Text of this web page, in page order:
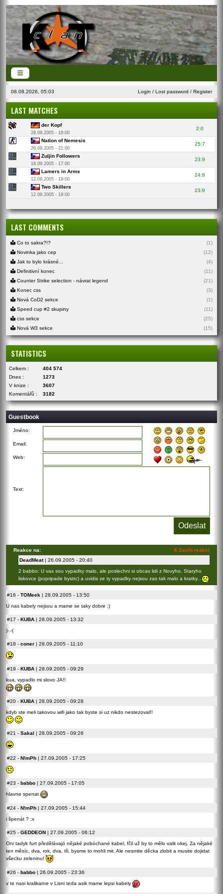
08.08.2026, 05:03 Login / Lost password / Register
LAST MATCHES
der Kopf
28.09.2005 - 18:00
2:0
Nation of Nemesis
26.09.2005 - 21:00
25:7
Zuljin Followers
18.09.2005 - 17:00
23:9
Lamers in Arms
12.09.2005 - 19:00
24:8
Two Skillers
12.09.2005 - 19:00
23:9
LAST COMMENTS
Co to sakra?!?
(1)
Novinka jako cep
(12)
Jak to bylo krásné...
(4)
Definitivní konec
(11)
Counter Strike selection - návrat legend
(21)
Konec css
(3)
Nová CoD2 sekce
(1)
Speed cup #2 skupiny
(11)
css sekce
(25)
Nová W3 sekce
(15)
STATISTICS
Celkem :
404 574
Dnes :
1273
V knize :
3607
Komentářů :
3182
Guestbook
Jméno:
Email:
Web:
Text:
X Zavřít reakci
Reakce na:
DeadMeat| 26.09.2005 - 20:40
2 babbo: U vas sou vypadky malo, ale poslechni si obcas lidi z Novyho, Staryho
liskovce (popripade bystrc) a uvidis ze ty vypadky nejsou zas tak malo a kratky...
#16 - TOMeek | 28.09.2005 - 13:50
U nas kabely nejsou a mame se taky dobre :)
#17 - KUBA | 28.09.2005 - 13:32
)-.-(
#18 - coner | 28.09.2005 - 11:10
#19 - KUBA | 28.09.2005 - 09:29
kua, vypadlo mi slovo JA!!
#20 - KUBA | 28.09.2005 - 09:28
kdyb ste meli takovou wifi jako tak byste si uz nikdo nestezoval!!
#21 - Sakal | 28.09.2005 - 09:26
#22 - N!mPh | 27.09.2005 - 17:25
#23 - babbo | 27.09.2005 - 17:05
hlavne spenat
#24 - N!mPh | 27.09.2005 - 15:44
i špenát ? :x
#25 - GEDDEON | 27.09.2005 - 06:12
Oni tadyk furt předělávajó nějaké pobóchané kabel, fčil už by to mělo valit okej. Za nějaké
ten měsíc, dva, rok, dva, tři, bysme to mohli mit. Ale nesmite děcka zlobit a musite dojidat
všecku zeleninu!
#26 - babbo | 26.09.2005 - 23:36
v te nasi kralikarne v Lisni teda asik mame lepsi kabely